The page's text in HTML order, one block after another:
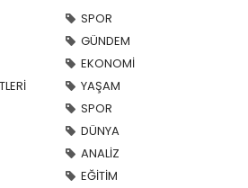
SPOR
GÜNDEM
EKONOMİ
YAŞAM
SPOR
DÜNYA
ANALİZ
EĞİTİM